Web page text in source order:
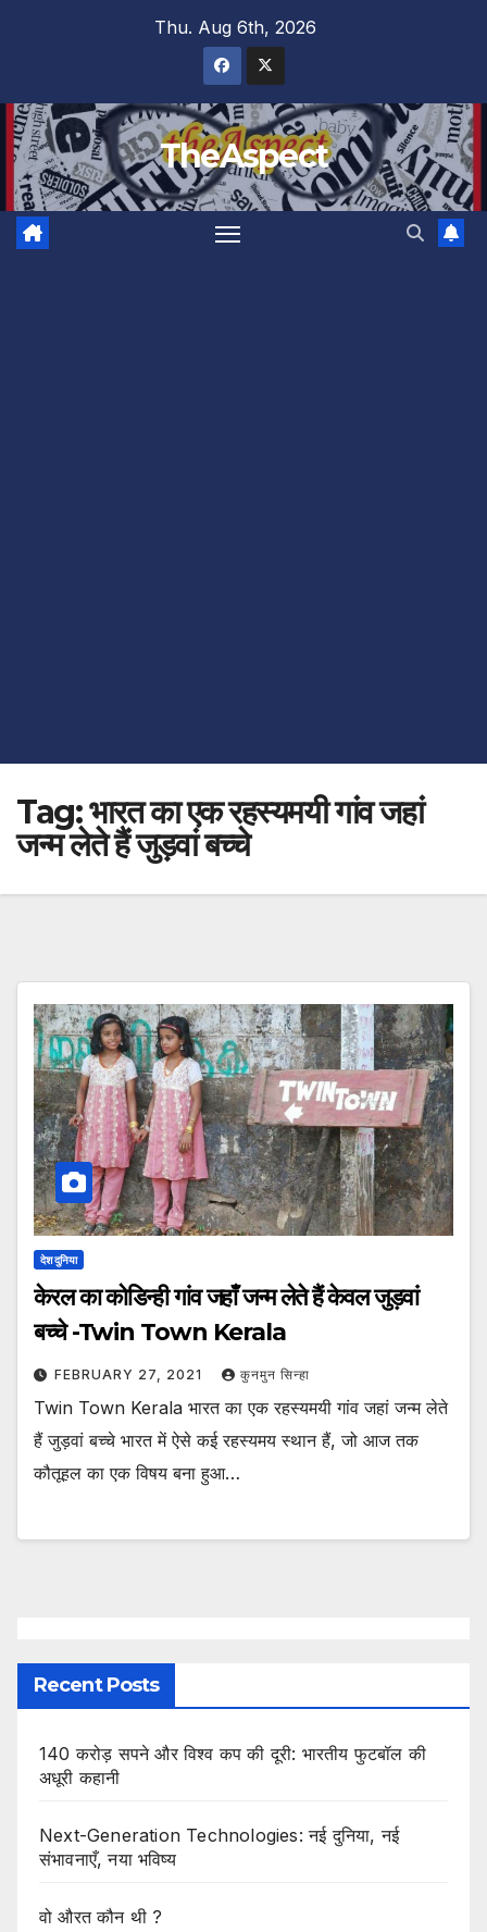
Thu. Aug 6th, 2026
TheAspect
Tag:भारत का एक रहस्यमयी गांव जहां
जन्म लेते हैं जुड़वां बच्चे
देश दुनिया
केरल का कोडिन्ही गांव जहाँ जन्म लेते हैं केवल जुड़वां
बच्चे -Twin Town Kerala
FEBRUARY 27, 2021 कुनमुन सिन्हा
Twin Town Kerala भारत का एक रहस्यमयी गांव जहां जन्म लेते
हैं जुड़वां बच्चे भारत में ऐसे कई रहस्यमय स्थान हैं, जो आज तक
कौतूहल का एक विषय बना हुआ…
Recent Posts
140 करोड़ सपने और विश्व कप की दूरी: भारतीय फुटबॉल की
अधूरी कहानी
Next-Generation Technologies: नई दुनिया, नई
संभावनाएँ, नया भविष्य
वो औरत कौन थी ?